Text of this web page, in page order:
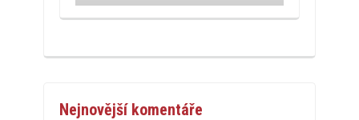
Nejnovější komentáře